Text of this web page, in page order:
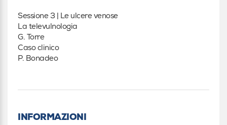
Sessione 3 | Le ulcere venose
La televulnologia
G. Torre
Caso clinico
P. Bonadeo
INFORMAZIONI